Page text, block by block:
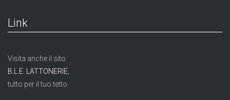
Link
Visita anche il sito
B.L.E. LATTONERIE,
tutto per il tuo tetto.